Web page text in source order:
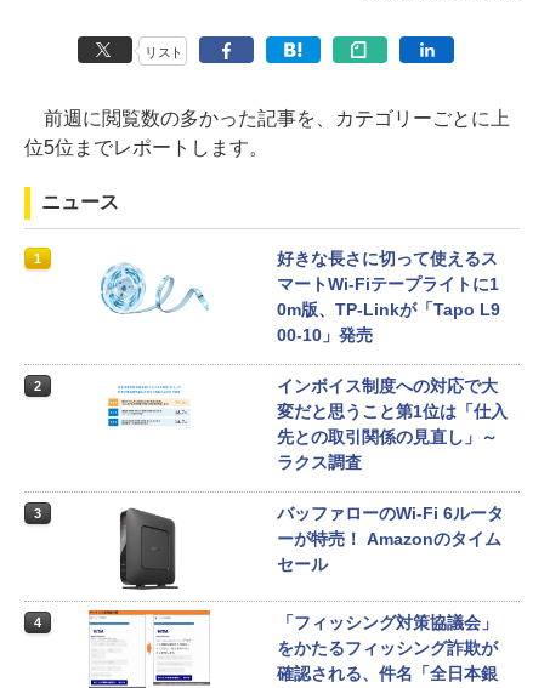
リスト
前週に閲覧数の多かった記事を、カテゴリーごとに上
位5位までレポートします。
ニュース
1
好きな長さに切って使えるス
マートWi-Fiテープライトに1
0m版、TP-Linkが「Tapo L9
00-10」発売
2
インボイス制度への対応で大
変だと思うこと第1位は「仕入
先との取引関係の見直し」～
ラクス調査
3
バッファローのWi-Fi 6ルータ
ーが特売！ Amazonのタイム
セール
4
「フィッシング対策協議会」
をかたるフィッシング詐欺が
確認される、件名「全日本銀